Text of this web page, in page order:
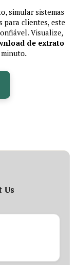
simular sistemas
para clientes, este
Visualize,
de extrato
minuto.
Us